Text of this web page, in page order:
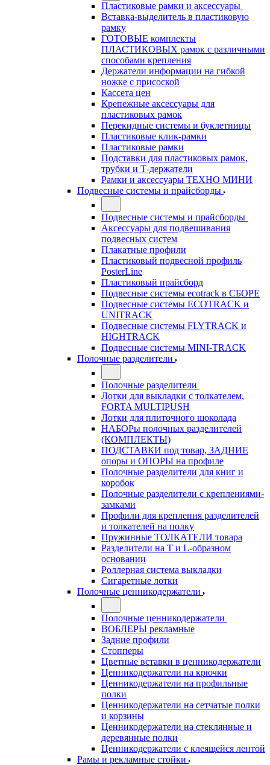
Пластиковые рамки и аксессуары
Вставка-выделитель в пластиковую
рамку
ГОТОВЫЕ комплекты
ПЛАСТИКОВЫХ рамок с различными
способами крепления
Держатели информации на гибкой
ножке с присоской
Кассета цен
Крепежные аксессуары для
пластиковых рамок
Перекидные системы и буклетницы
Пластиковые клик-рамки
Пластиковые рамки
Подставки для пластиковых рамок,
трубки и Т-держатели
Рамки и аксессуары ТЕХНО МИНИ
Подвесные системы и прайсборды
Подвесные системы и прайсборды
Аксессуары для подвешивания
подвесных систем
Плакатные профили
Пластиковый подвесной профиль
PosterLine
Пластиковый прайсборд
Подвесные системы ecotrack в СБОРЕ
Подвесные системы ECOTRACK и
UNITRACK
Подвесные системы FLYTRACK и
HIGHTRACK
Подвесные системы MINI-TRACK
Полочные разделители
Полочные разделители
Лотки для выкладки с толкателем,
FORTA MULTIPUSH
Лотки для плиточного шоколада
НАБОРы полочных разделителей
(КОМПЛЕКТЫ)
ПОДСТАВКИ под товар, ЗАДНИЕ
опоры и ОПОРЫ на профиле
Полочные разделители для книг и
коробок
Полочные разделители с креплениями-
замками
Профили для крепления разделителей
и толкателей на полку
Пружинные ТОЛКАТЕЛИ товара
Разделители на Т и L-образном
основании
Роллерная система выкладки
Сигаретные лотки
Полочные ценникодержатели
Полочные ценникодержатели
ВОБЛЕРЫ рекламные
Задние профили
Стопперы
Цветные вставки в ценникодержатели
Ценникодержатели на крючки
Ценникодержатели на профильные
полки
Ценникодержатели на сетчатые полки
и корзины
Ценникодержатели на стеклянные и
деревянные полки
Ценникодержатели с клеящейся лентой
Рамы и рекламные стойки